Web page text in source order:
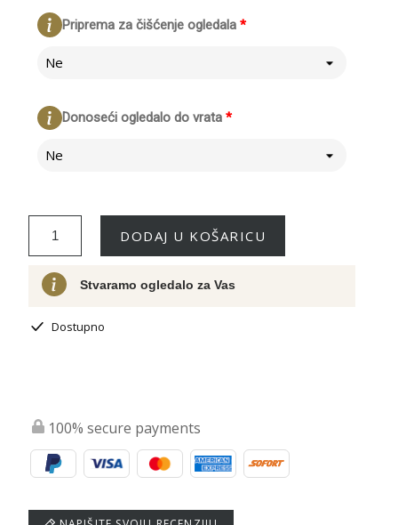
*
Priprema za čišćenje ogledala
Ne
*
Donoseći ogledalo do vrata
Ne
DODAJ U KOŠARICU
Stvaramo ogledalo za Vas
Dostupno
100% secure payments